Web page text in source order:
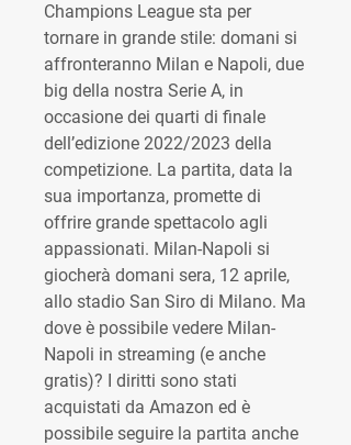
Champions League sta per
tornare in grande stile: domani si
affronteranno Milan e Napoli, due
big della nostra Serie A, in
occasione dei quarti di finale
dell’edizione 2022/2023 della
competizione. La partita, data la
sua importanza, promette di
offrire grande spettacolo agli
appassionati. Milan-Napoli si
giocherà domani sera, 12 aprile,
allo stadio San Siro di Milano. Ma
dove è possibile vedere Milan-
Napoli in streaming (e anche
gratis)? I diritti sono stati
acquistati da Amazon ed è
possibile seguire la partita anche